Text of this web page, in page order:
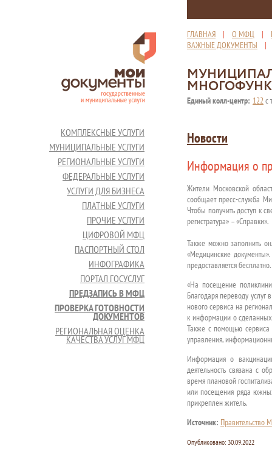
ГЛАВНАЯ | О МФЦ |
ВАЖНЫЕ ДОКУМЕНТЫ
Единый колл-центр: 122с
КОМПЛЕКСНЫЕ УСЛУГИ
МУНИЦИПАЛЬНЫЕ УСЛУГИ
РЕГИОНАЛЬНЫЕ УСЛУГИ
ФЕДЕРАЛЬНЫЕ УСЛУГИ
УСЛУГИ ДЛЯ БИЗНЕСА
ПЛАТНЫЕ УСЛУГИ
ПРОЧИЕ УСЛУГИ
ЦИФРОВОЙ МФЦ
ПАСПОРТНЫЙ СТОЛ
ИНФОГРАФИКА
ПОРТАЛ ГОСУСЛУГ
ПРЕДЗАПИСЬ В МФЦ
ПРОВЕРКА ГОТОВНОСТИ
ДОКУМЕНТОВ
РЕГИОНАЛЬНАЯ ОЦЕНКА
КАЧЕСТВА УСЛУГ МФЦ
Новости
Информация о
Жители Московской
сообщает пресс-служба
Чтобы получить доступ к
регистратура» – «Справки».
Также можно заполнить
«Медицинские
предоставляется бесплатно.
«На посещение
Благодаря переводу
нового сервиса на
к информации о сделанных
Также с помощью сервиса
управления,
Информация о
деятельность связана с
время плановой
или посещения ряда
прикреплен житель.
Источник: Правительство
Опубликовано: 30.09.2022